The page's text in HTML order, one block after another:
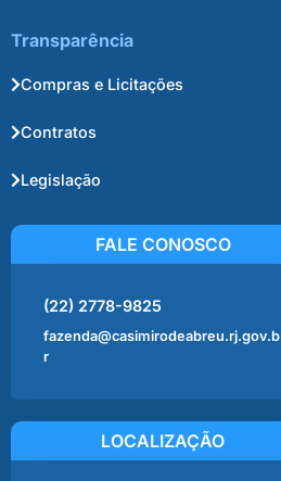
Transparência
Compras e Licitações
Contratos
Legislação
FALE CONOSCO
(22) 2778-9825
fazenda@casimirodeabreu.rj.gov.b
r
LOCALIZAÇÃO